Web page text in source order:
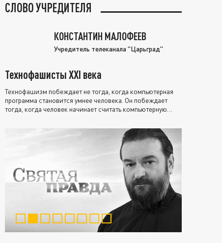
СЛОВО УЧРЕДИТЕЛЯ
КОНСТАНТИН МАЛОФЕЕВ
Учредитель телеканала "Царьград"
Технофашисты XXI века
Технофашизм побеждает не тогда, когда компьютерная
программа становится умнее человека. Он побеждает
тогда, когда человек начинает считать компьютерную